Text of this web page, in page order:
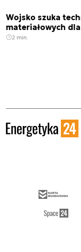
Wojsko szuka
materiałowych
2 min.